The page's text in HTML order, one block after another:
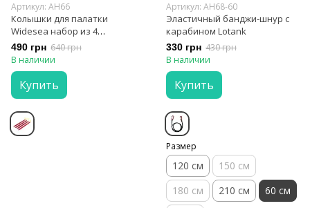
Артикул: AH66
Колышки для палатки
Widesea набор из 4
алюминиевых шлифованных
гвоздей
490 грн 640 грн
В наличии
Купить
Артикул: AH68-60
Эластичный банджи-шнур с
карабином Lotank
330 грн 430 грн
В наличии
Купить
Размер
120 см
150 см
180 см
210 см
60 cм